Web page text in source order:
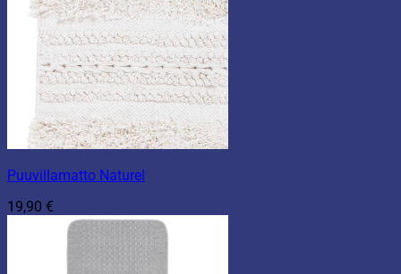
Puuvillamatto Naturel
19,90 €